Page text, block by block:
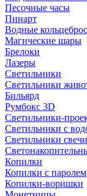
Песочные часы
Пинарт
Водные
Магические шары
Брелоки
Лазеры
Светильники
Светильники
Бильярд
Румбокс 3D
Светильники-
Светильники с
Светильники свечи
Копилки
Копилки с паролем
Копилки-воришки